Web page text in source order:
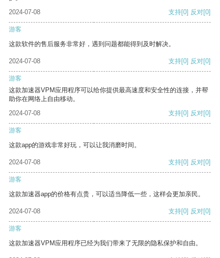
2024-07-08
支持[0] 反对[0]
游客
这款软件的售后服务非常好，遇到问题都能得到及时解决。
2024-07-08 支持[0] 反对[0]
游客
这款加速器VPM应用程序可以给你提供最高速度和安全性的连接，并帮
助你在网络上自由移动。
2024-07-08
支持[0] 反对[0]
游客
这款app的游戏非常好玩，可以让我消磨时间。
2024-07-08 支持[0] 反对[0]
游客
这款加速器app的价格有点贵，可以适当降低一些，这样会更加亲民。
2024-07-08 支持[0] 反对[0]
游客
这款加速器VPM应用程序已经为我们带来了无限的隐私保护和自由。